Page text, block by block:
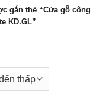
gắn thẻ “Cửa gỗ công
KD.GL”